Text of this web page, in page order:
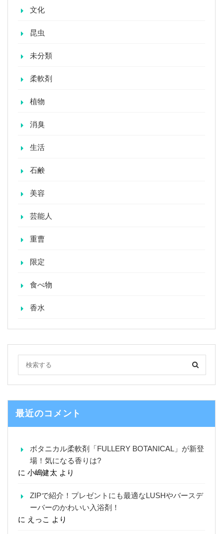
文化
昆虫
未分類
柔軟剤
植物
消臭
生活
石鹸
美容
芸能人
重曹
限定
食べ物
香水
最近のコメント
ボタニカル柔軟剤「FULLERY BOTANICAL」が新登
場！気になる香りは?
に 小嶋健太 より
ZIPで紹介！プレゼントにも最適なLUSHやバースデ
ーバーのかわいい入浴剤！
に えっこ より